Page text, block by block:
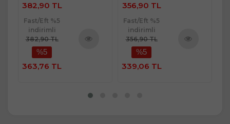
382,90 TL
Fast/Eft %5
indirimli
382,90 TL
%5
363,76 TL
356,90 TL
Fast/Eft %5
indirimli
356,90 TL
%5
339,06 TL